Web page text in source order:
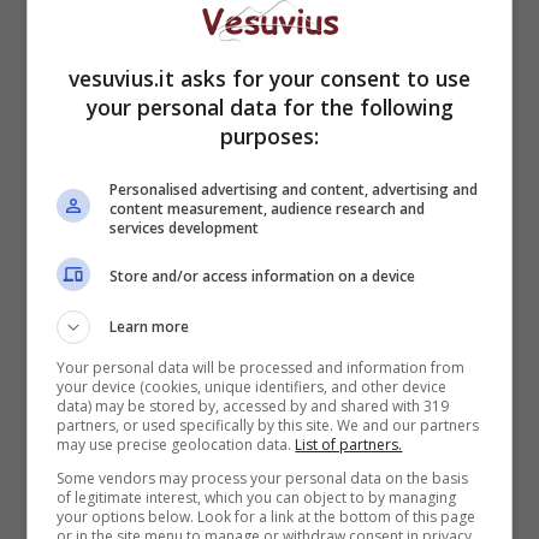
l’avvio di “una manutenzione ordinaria continua”
senza la quale “il pericolo di altri cedimenti” è
alto e affermava l’urgenza di interventi, anche in
vista della visita del commissario europeo per le
Politiche regionali Johannes Hahn al quale si
ottenere lo sblocco dei 100 milioni destinati al
recupero degli scavi.
vesuvius.it asks for your consent to use
your personal data for the following
purposes:
Personalised advertising and content, advertising and
content measurement, audience research and
services development
Store and/or access information on a device
Learn more
Your personal data will be processed and information from
your device (cookies, unique identifiers, and other device
data) may be stored by, accessed by and shared with 319
partners, or used specifically by this site. We and our partners
may use precise geolocation data. List of partners.
Some vendors may process your personal data on the basis
of legitimate interest, which you can object to by managing
your options below. Look for a link at the bottom of this page